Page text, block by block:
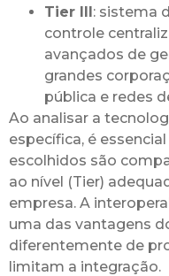
Tier III: sistema
controle
avançados de
grandes
pública e redes
Ao analisar a
específica, é
escolhidos são
ao nível (Tier)
empresa. A
uma das vantagens
diferentemente de
limitam a integração.